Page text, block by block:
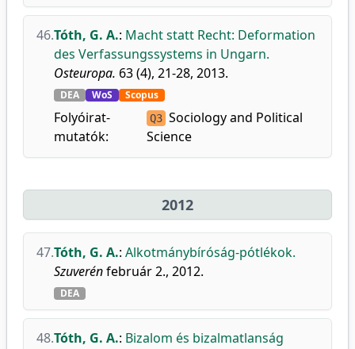
46.Tóth, G. A.: Macht statt Recht: Deformation
des Verfassungssystems in Ungarn.
Osteuropa. 63 (4), 21-28, 2013.
DEA WoS Scopus
Folyóirat-
mutatók:
Q3 Sociology and Political
Science
2012
47.Tóth, G. A.: Alkotmánybíróság-pótlékok.
Szuverénfebruár 2., 2012.
DEA
48.Tóth, G. A.: Bizalom és bizalmatlanság